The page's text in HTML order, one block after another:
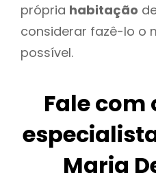
própria habitação
considerar fazê-lo o
possível.
Fale com
Maria